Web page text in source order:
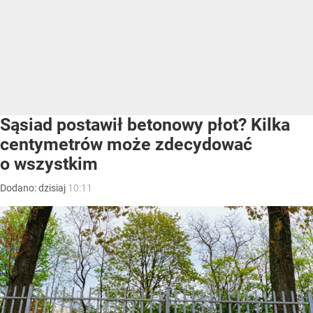
Sąsiad postawił betonowy płot? Kilka
centymetrów może zdecydować
o wszystkim
Dodano:dzisiaj 10:11